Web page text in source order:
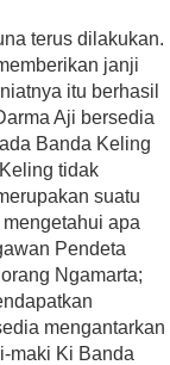
terus dilakukan.
janji
itu berhasil
Aji bersedia
Banda Keling
tidak
suatu
apa
Pendeta
Ngamarta;
mengantarkan
maki Ki Banda